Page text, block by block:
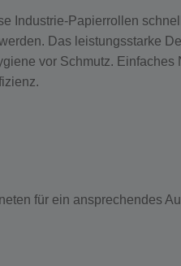
Industrie-Papierrollen
Das leistungsstarke
vor Schmutz.
für ein ansprechendes